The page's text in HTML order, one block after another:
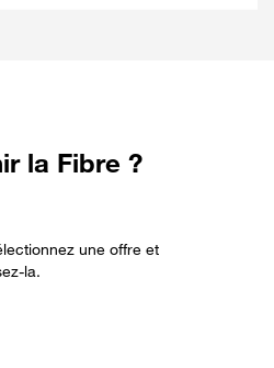
la Fibre ?
une offre et
la.